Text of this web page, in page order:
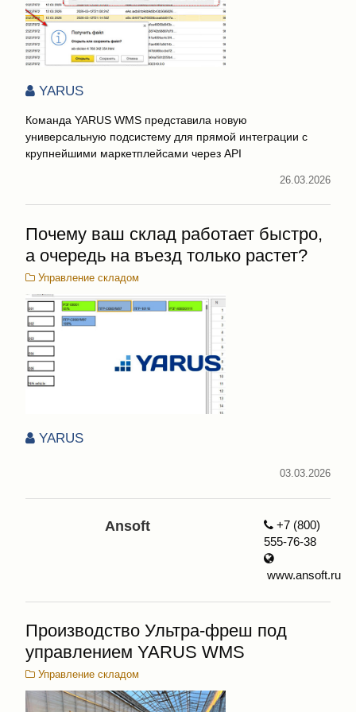
YARUS
Команда YARUS WMS представила новую
универсальную подсистему для прямой интеграции с
крупнейшими маркетплейсами через API
26.03.2026
Почему ваш склад работает быстро,
а очередь на въезд только растет?
Управление складом
YARUS
03.03.2026
Ansoft
+7 (800)
555-76-38
www.ansoft.ru
Производство Ультра-фреш под
управлением YARUS WMS
Управление складом